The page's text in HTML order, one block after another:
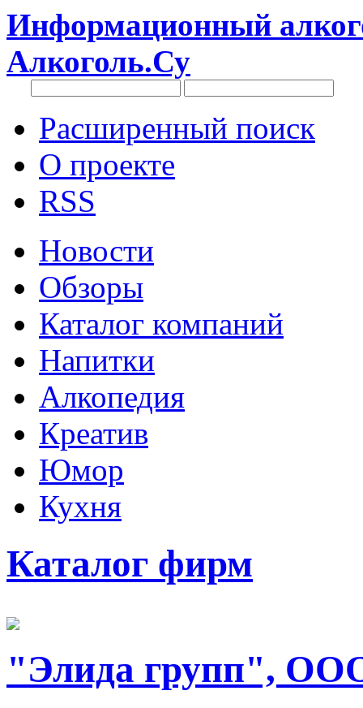
Информационный
Алкоголь.Су
Расширенный поиск
О проекте
RSS
Новости
Обзоры
Каталог компаний
Напитки
Алкопедия
Креатив
Юмор
Кухня
Каталог фирм
"Элида групп",